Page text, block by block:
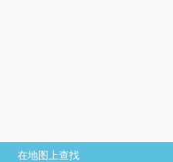
在地图上查找